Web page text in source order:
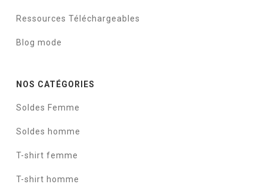
Ressources Téléchargeables
Blog mode
NOS CATÉGORIES
Soldes Femme
Soldes homme
T-shirt femme
T-shirt homme